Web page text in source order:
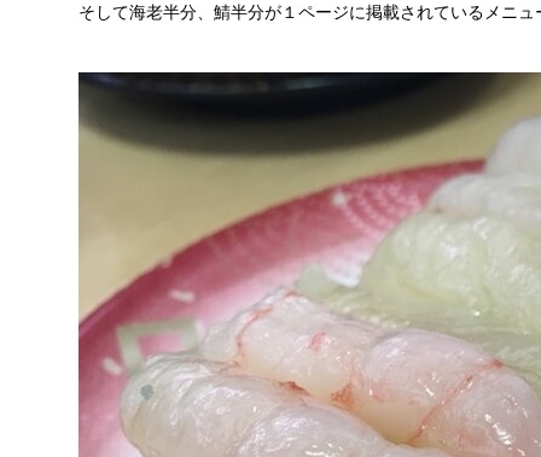
そして海老半分、鯖半分が１ページに掲載されているメニ